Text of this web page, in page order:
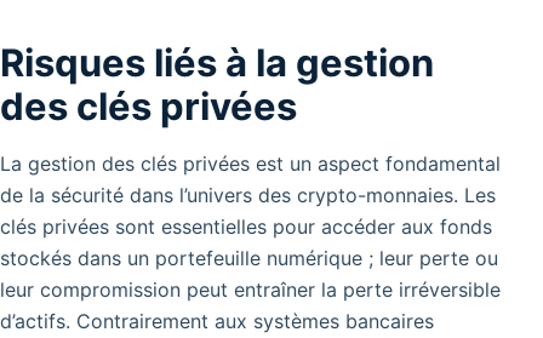
Risques liés à la gestion
des clés privées
La gestion des clés privées est un aspect fondamental
de la sécurité dans l’univers des crypto-monnaies. Les
clés privées sont essentielles pour accéder aux fonds
stockés dans un portefeuille numérique ; leur perte ou
leur compromission peut entraîner la perte irréversible
d’actifs. Contrairement aux systèmes bancaires